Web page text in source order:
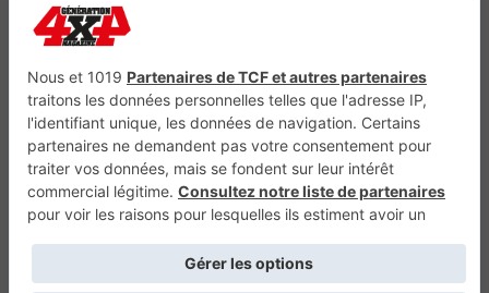
Génération Electrique Génération Sans Permis VTTAE.fr FullAttack